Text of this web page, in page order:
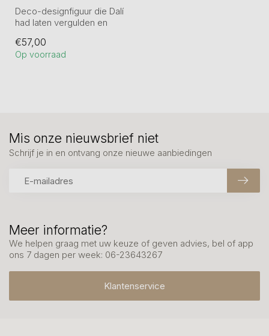
Deco-designfiguur die Dalí
had laten vergulden en
welkomstbord v...
€57,00
Op voorraad
Meer informatie?
We helpen graag met uw keuze of geven advies, bel of app
ons 7 dagen per week: 06-23643267
Klantenservice
Mis onze nieuwsbrief niet
Schrijf je in en ontvang onze nieuwe aanbiedingen